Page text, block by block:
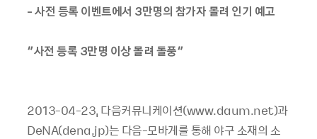
- 사전 등록 이벤트에서 3만명의 참가자 몰려 인기 예고
“사전 등록 3만명 이상 몰려 돌풍”
2013-04-23, 다음커뮤니케이션(www.daum.net)과
DeNA(dena.jp)는 다음-모바게를 통해 야구 소재의 소